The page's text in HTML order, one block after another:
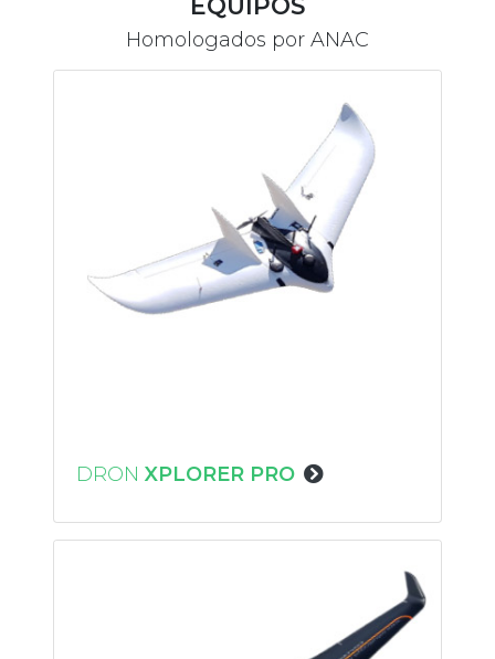
EQUIPOS
Homologados por ANAC
DRON XPLORER PRO